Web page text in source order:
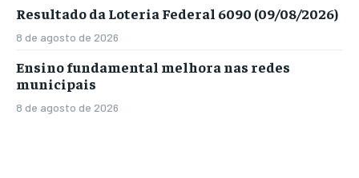
Resultado da Loteria Federal 6090 (09/08/2026)
8 de agosto de 2026
Ensino fundamental melhora nas redes
municipais
8 de agosto de 2026